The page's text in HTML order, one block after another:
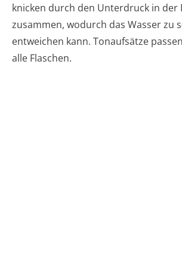
knicken durch den Unterdruck in der
zusammen, wodurch das Wasser zu
entweichen kann. Tonaufsätze
alle Flaschen.